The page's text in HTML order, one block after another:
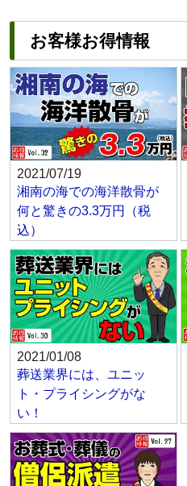
お客様お得情報
2021/07/19
湘南の海での海洋散骨が
何と驚きの3.3万円（税
込）
2021/01/08
葬送業界には、ユニッ
ト・プライシングがな
い！